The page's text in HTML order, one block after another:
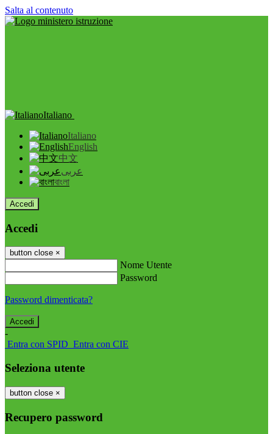
Salta al contenuto
Italiano
Italiano
English
中文
عربى
বাংলা
Accedi
Accedi
button close ×
Nome Utente
Password
Password dimenticata?
-
Entra con SPID Entra con CIE
Seleziona utente
button close ×
Recupero password